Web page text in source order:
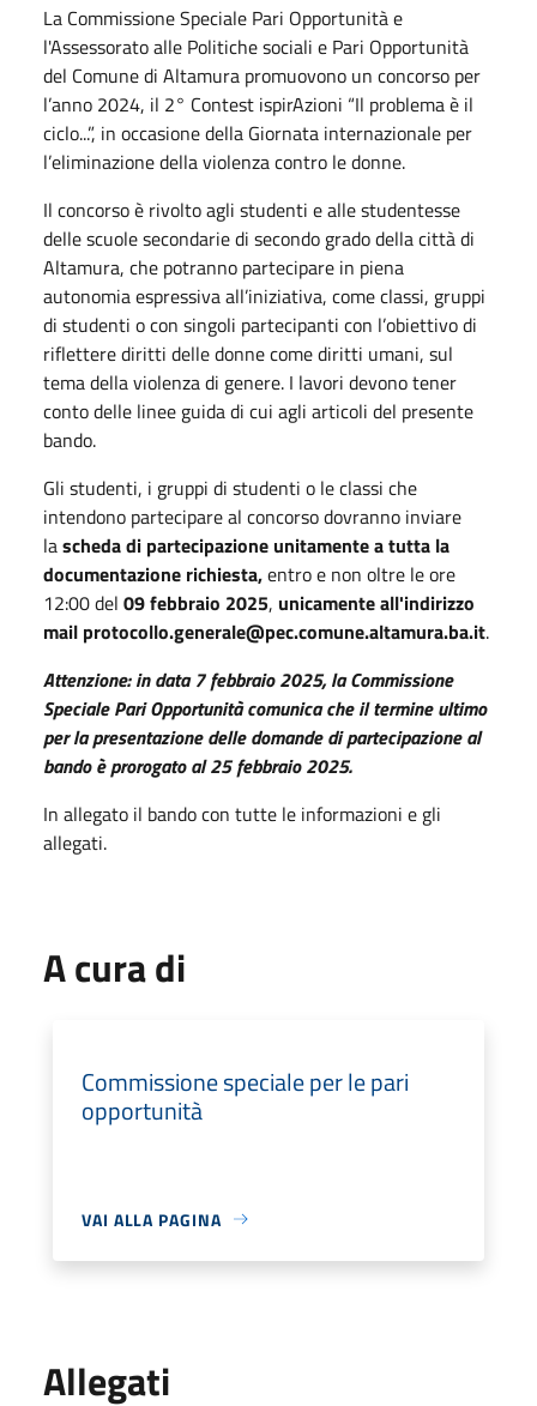
La Commissione Speciale Pari Opportunità e
l'Assessorato alle Politiche sociali e Pari Opportunità
del Comune di Altamura promuovono un concorso per
l’anno 2024, il 2° Contest ispirAzioni “Il problema è il
ciclo...”, in occasione della Giornata internazionale per
l’eliminazione della violenza contro le donne.
Il concorso è rivolto agli studenti e alle studentesse
delle scuole secondarie di secondo grado della città di
Altamura, che potranno partecipare in piena
autonomia espressiva all’iniziativa, come classi, gruppi
di studenti o con singoli partecipanti con l’obiettivo di
riflettere diritti delle donne come diritti umani, sul
tema della violenza di genere. I lavori devono tener
conto delle linee guida di cui agli articoli del presente
bando.
Gli studenti, i gruppi di studenti o le classi che
intendono partecipare al concorso dovranno inviare
lascheda di partecipazione unitamente a tutta la
documentazione richiesta,entro e non oltre le ore
12:00 del 09febbraio 2025, unicamente all'indirizzo
mail protocollo.generale@pec.comune.altamura.ba.it.
Attenzione: in data 7 febbraio 2025, la Commissione
Speciale Pari Opportunità comunica che il termine ultimo
per la presentazione delle domande di partecipazione al
bando è prorogato al 25 febbraio 2025.
In allegato il bando con tutte le informazioni e gli
allegati.
A cura di
Commissione speciale per le pari
opportunità
VAI ALLA PAGINA
Allegati